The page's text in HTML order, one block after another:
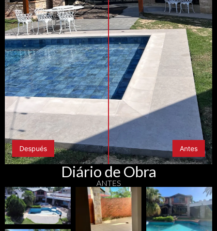
Después Antes
Diário de Obra
ANTES